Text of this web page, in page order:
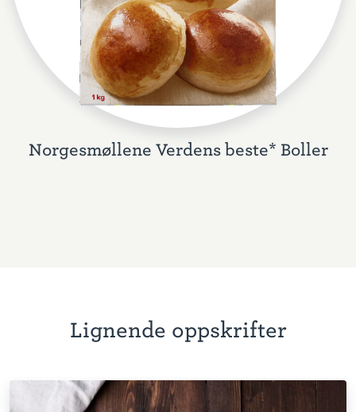
Norgesmøllene Verdens beste* Boller
Lignende oppskrifter